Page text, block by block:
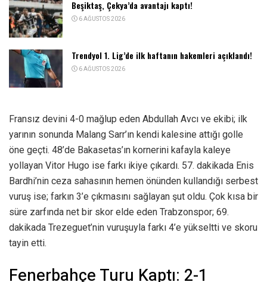
Beşiktaş, Çekya’da avantajı kaptı!
6 AĞUSTOS 2026
Trendyol 1. Lig’de ilk haftanın hakemleri açıklandı!
6 AĞUSTOS 2026
Fransız devini 4-0 mağlup eden Abdullah Avcı ve ekibi; ilk
yarının sonunda Malang Sarr’ın kendi kalesine attığı golle
öne geçti. 48’de Bakasetas’ın kornerini kafayla kaleye
yollayan Vitor Hugo ise farkı ikiye çıkardı. 57. dakikada Enis
Bardhi’nin ceza sahasının hemen önünden kullandığı serbest
vuruş ise; farkın 3’e çıkmasını sağlayan şut oldu. Çok kısa bir
süre zarfında net bir skor elde eden Trabzonspor; 69.
dakikada Trezeguet’nin vuruşuyla farkı 4’e yükseltti ve skoru
tayin etti.
Fenerbahçe Turu Kaptı: 2-1